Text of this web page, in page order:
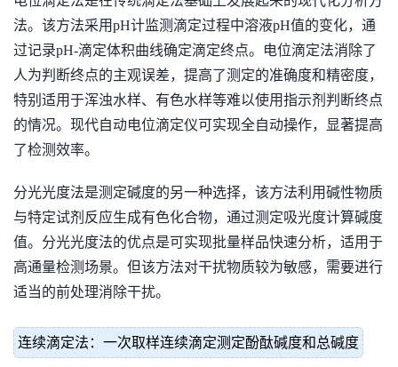
法。该方法采用pH计监测滴定过程中溶液pH值的变化，通
过记录pH-滴定体积曲线确定滴定终点。电位滴定法消除了
人为判断终点的主观误差，提高了测定的准确度和精密度，
特别适用于浑浊水样、有色水样等难以使用指示剂判断终点
的情况。现代自动电位滴定仪可实现全自动操作，显著提高
了检测效率。
分光光度法是测定碱度的另一种选择，该方法利用碱性物质
与特定试剂反应生成有色化合物，通过测定吸光度计算碱度
值。分光光度法的优点是可实现批量样品快速分析，适用于
高通量检测场景。但该方法对干扰物质较为敏感，需要进行
适当的前处理消除干扰。
连续滴定法：一次取样连续滴定测定酚酞碱度和总碱度